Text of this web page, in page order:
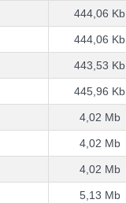
444,06 Kb
444,06 Kb
443,53 Kb
445,96 Kb
4,02 Mb
4,02 Mb
4,02 Mb
5,13 Mb